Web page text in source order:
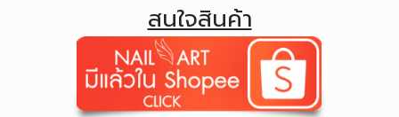
สนใจสินค้า